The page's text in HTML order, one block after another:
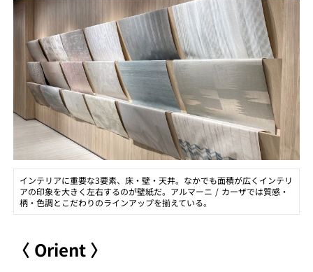
インテリアに重要な3要素、床・壁・天井。なかでも面積が広くインテリ
アの印象を大きく左右するのが壁紙だ。アルマーニ / カーザでは質感・
柄・色調とこだわりのラインアップを揃えている。
〈 Orient 〉